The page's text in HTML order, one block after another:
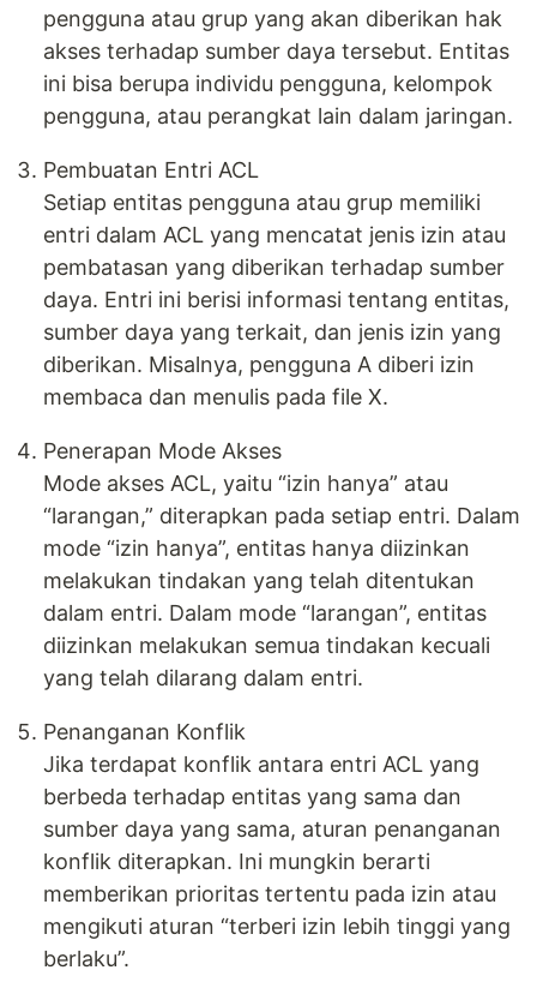
pengguna atau grup yang akan diberikan hak
akses terhadap sumber daya tersebut. Entitas
ini bisa berupa individu pengguna, kelompok
pengguna, atau perangkat lain dalam jaringan.
Pembuatan Entri ACL
Setiap entitas pengguna atau grup memiliki
entri dalam ACL yang mencatat jenis izin atau
pembatasan yang diberikan terhadap sumber
daya. Entri ini berisi informasi tentang entitas,
sumber daya yang terkait, dan jenis izin yang
diberikan. Misalnya, pengguna A diberi izin
membaca dan menulis pada file X.
Penerapan Mode Akses
Mode akses ACL, yaitu “izin hanya” atau
“larangan,” diterapkan pada setiap entri. Dalam
mode “izin hanya”, entitas hanya diizinkan
melakukan tindakan yang telah ditentukan
dalam entri. Dalam mode “larangan”, entitas
diizinkan melakukan semua tindakan kecuali
yang telah dilarang dalam entri.
Penanganan Konflik
Jika terdapat konflik antara entri ACL yang
berbeda terhadap entitas yang sama dan
sumber daya yang sama, aturan penanganan
konflik diterapkan. Ini mungkin berarti
memberikan prioritas tertentu pada izin atau
mengikuti aturan “terberi izin lebih tinggi yang
berlaku”.